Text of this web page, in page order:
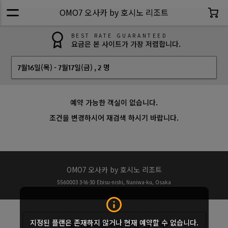
지정된 플랜은 존재하지 않거나 현재 예약할 수 없습니다.
OMO7 오사카 by 호시노 리조트
BEST RATE GUARANTEED
요금은 본 사이트가 가장 저렴합니다.
7월16일(목) -7월17일(금) , 2 명
예약 가능한 객실이 없습니다.
조건을 변경하시어 재검색 하시기 바랍니다.
OMO7 오사카 by 호시노 리조트
5560003 3-16-30 Ebisu-nishi, Naniwa-ku, Osaka
호시노 리조트의 공실 검색하기